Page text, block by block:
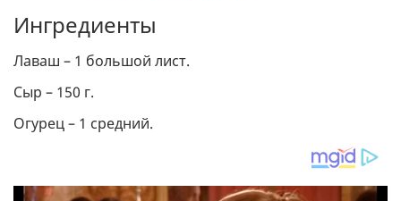
Ингредиенты
Лаваш – 1 большой лист.
Сыр – 150 г.
Огурец – 1 средний.